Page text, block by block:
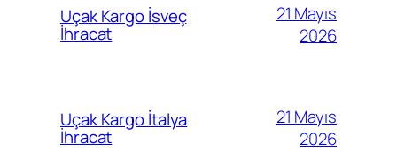
Uçak Kargo İsveç
İhracat
21 Mayıs
2026
Uçak Kargo İtalya
İhracat
21 Mayıs
2026